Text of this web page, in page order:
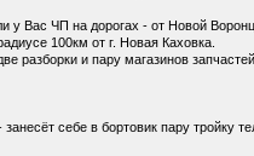
ЧП на дорогах - от Новой
100км от г. Новая Каховка.
разборки и пару магазинов
себе в бортовик пару тройку